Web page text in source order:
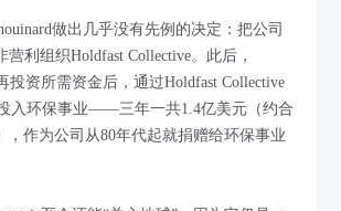
做出几乎没有先例的决定：把公司
营利组织Holdfast Collective。此后，
投资所需资金后，通过Holdfast Collective
入环保事业——三年一共1.4亿美元（约合
，作为公司从80年代起就捐赠给环保事业